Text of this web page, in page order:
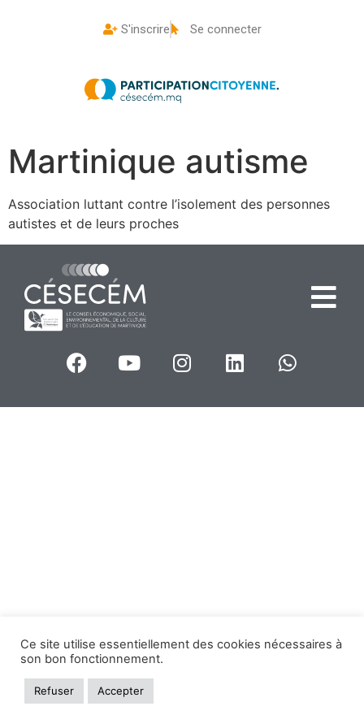
S'inscrire Se connecter
Martinique autisme
Association luttant contre l’isolement des personnes
autistes et de leurs proches
Ce site utilise essentiellement des cookies nécessaires à
son bon fonctionnement.
Refuser Accepter